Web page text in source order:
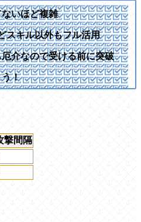
いほど複雑
スキル以外もフル活用
介なので受ける前に突破
！
撃間隔